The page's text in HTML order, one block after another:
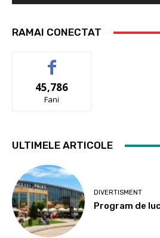
RAMAI CONECTAT
45,786
Fani
ULTIMELE ARTICOLE
DIVERTISMENT
Program de